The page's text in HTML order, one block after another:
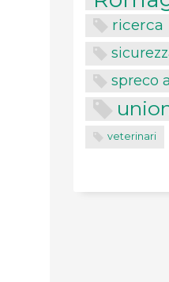
ricerca
spreco
veterinari